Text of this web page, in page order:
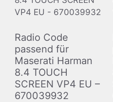
Radio Code
passend für
Maserati Harman
8.4 TOUCH
SCREEN VP4 EU –
670039932